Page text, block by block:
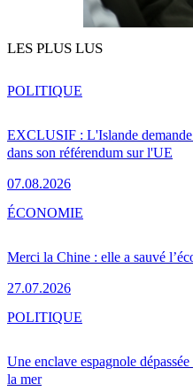
LES PLUS LUS
EXCLUSIF : L'Islande
dans son référendum sur l'UE
07.08.2026
POLITIQUE
Merci la Chine : elle a sauvé
27.07.2026
ÉCONOMIE
Une enclave espagnole
la mer
POLITIQUE